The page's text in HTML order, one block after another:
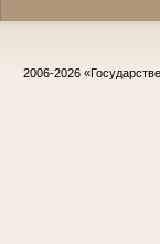
2006-2026